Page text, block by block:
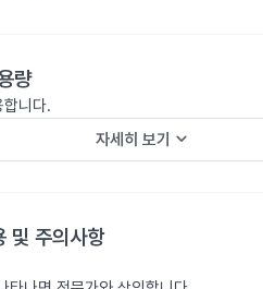
량
니다.
자세히 보기 keyboard_arrow_down
및 주의사항